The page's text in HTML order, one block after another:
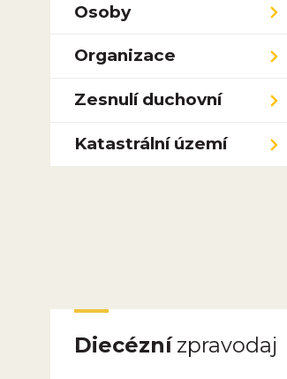
Osoby
Organizace
Zesnulí duchovní
Katastrální území
Diecéznízpravodaj